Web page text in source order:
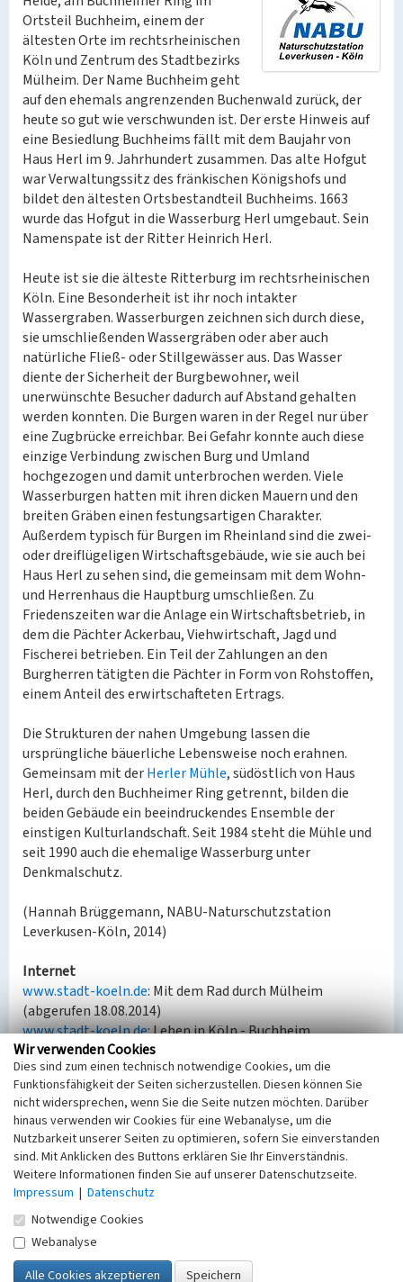
Ortsteil Buchheim, einem der
ältesten Orte im rechtsrheinischen
Köln und Zentrum des Stadtbezirks
Mülheim. Der Name Buchheim geht
auf den ehemals angrenzenden Buchenwald zurück, der
heute so gut wie verschwunden ist. Der erste Hinweis auf
eine Besiedlung Buchheims fällt mit dem Baujahr von
Haus Herl im 9. Jahrhundert zusammen. Das alte Hofgut
war Verwaltungssitz des fränkischen Königshofs und
bildet den ältesten Ortsbestandteil Buchheims. 1663
wurde das Hofgut in die Wasserburg Herl umgebaut. Sein
Namenspate ist der Ritter Heinrich Herl.
Heute ist sie die älteste Ritterburg im rechtsrheinischen
Köln. Eine Besonderheit ist ihr noch intakter
Wassergraben. Wasserburgen zeichnen sich durch diese,
sie umschließenden Wassergräben oder aber auch
natürliche Fließ- oder Stillgewässer aus. Das Wasser
diente der Sicherheit der Burgbewohner, weil
unerwünschte Besucher dadurch auf Abstand gehalten
werden konnten. Die Burgen waren in der Regel nur über
eine Zugbrücke erreichbar. Bei Gefahr konnte auch diese
einzige Verbindung zwischen Burg und Umland
hochgezogen und damit unterbrochen werden. Viele
Wasserburgen hatten mit ihren dicken Mauern und den
breiten Gräben einen festungsartigen Charakter.
Außerdem typisch für Burgen im Rheinland sind die zwei-
oder dreiflügeligen Wirtschaftsgebäude, wie sie auch bei
Haus Herl zu sehen sind, die gemeinsam mit dem Wohn-
und Herrenhaus die Hauptburg umschließen. Zu
Friedenszeiten war die Anlage ein Wirtschaftsbetrieb, in
dem die Pächter Ackerbau, Viehwirtschaft, Jagd und
Fischerei betrieben. Ein Teil der Zahlungen an den
Burgherren tätigten die Pächter in Form von Rohstoffen,
einem Anteil des erwirtschafteten Ertrags.
Die Strukturen der nahen Umgebung lassen die
ursprüngliche bäuerliche Lebensweise noch erahnen.
Gemeinsam mit derHerler Mühle, südöstlich von Haus
Herl, durch den Buchheimer Ring getrennt, bilden die
beiden Gebäude ein beeindruckendes Ensemble der
einstigen Kulturlandschaft. Seit 1984 steht die Mühle und
seit 1990 auch die ehemalige Wasserburg unter
Denkmalschutz.
(Hannah Brüggemann, NABU-Naturschutzstation
Leverkusen-Köln, 2014)
Internet
www.stadt-koeln.de: Mit dem Rad durch Mülheim
(abgerufen 18.08.2014)
www.stadt-koeln.de: Leben in Köln - Buchheim
(abgerufen 18.08.2014)
de.wikipedia.org: Buchheim (Köln) (abgerufen 18.08.2014)
de.wikipedia.org: Wasserburg (abgerufen 18.08.2014)
Literatur
Sprunkel, Elke (2004) Dat Wasser vun Kölle – is
joot?. Eine Radexkursion durchs Rechstrheinische
zum Thema "Wasser in der Großstadt". In:
Schweizer, Günther (Hrsg.): Köln und der Kölner
Raum. Teil 1. Stadt und Umland, (Kölner
geographische Arbeiten, 82.) S. 111-119. Köln.
Wir verwenden Cookies
Dies sind zum einen technisch notwendige Cookies, um die
Funktionsfähigkeit der Seiten sicherzustellen. Diesen können Sie
nicht widersprechen, wenn Sie die Seite nutzen möchten. Darüber
hinaus verwenden wir Cookies für eine Webanalyse, um die
Nutzbarkeit unserer Seiten zu optimieren, sofern Sie einverstanden
sind. Mit Anklicken des Buttons erklären Sie Ihr Einverständnis.
Weitere Informationen finden Sie auf unserer Datenschutzseite.
Impressum | Datenschutz
Notwendige Cookies
Webanalyse